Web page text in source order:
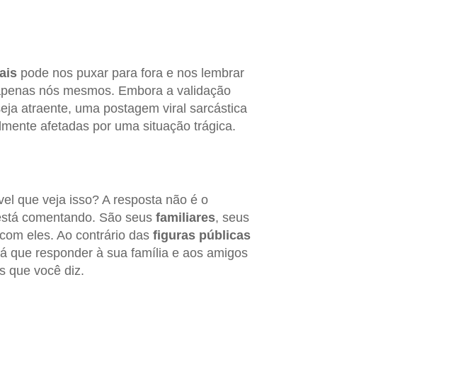
pode nos puxar para fora e nos lembrar
nós mesmos. Embora a validação
atraente, uma postagem viral sarcástica
afetadas por uma situação trágica.
que veja isso? A resposta não é o
comentando. São seus familiares, seus
eles. Ao contrário das figuras públicas
que responder à sua família e aos amigos
que você diz.